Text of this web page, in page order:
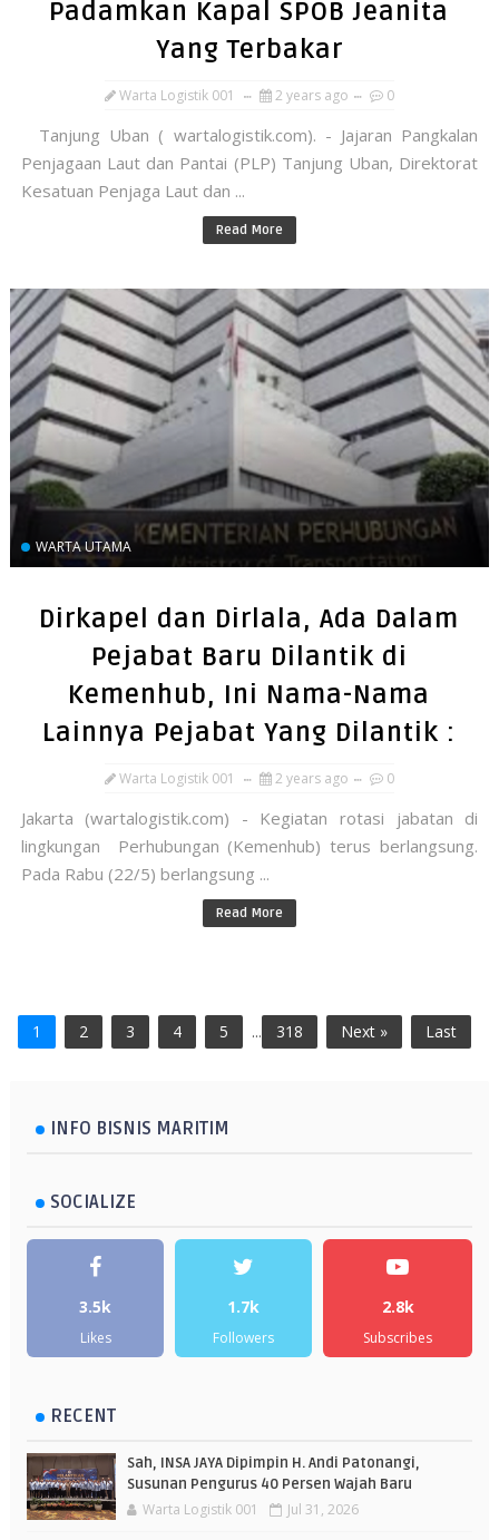
Padamkan Kapal SPOB Jeanita
Yang Terbakar
Warta Logistik 001 2 years ago 0
Tanjung Uban ( wartalogistik.com). - Jajaran Pangkalan
Penjagaan Laut dan Pantai (PLP) Tanjung Uban, Direktorat
Kesatuan Penjaga Laut dan ...
Read More
WARTA UTAMA
Dirkapel dan Dirlala, Ada Dalam
Pejabat Baru Dilantik di
Kemenhub, Ini Nama-Nama
Lainnya Pejabat Yang Dilantik :
Warta Logistik 001 2 years ago 0
Jakarta (wartalogistik.com) - Kegiatan rotasi jabatan di
lingkungan Perhubungan (Kemenhub) terus berlangsung.
Pada Rabu (22/5) berlangsung ...
Read More
1 2 3 4 5 ... 318 Next » Last
INFO BISNIS MARITIM
SOCIALIZE
3.5k
Likes
1.7k
Followers
2.8k
Subscribes
RECENT
Sah, INSA JAYA Dipimpin H. Andi Patonangi,
Susunan Pengurus 40 Persen Wajah Baru
Warta Logistik 001 Jul 31, 2026